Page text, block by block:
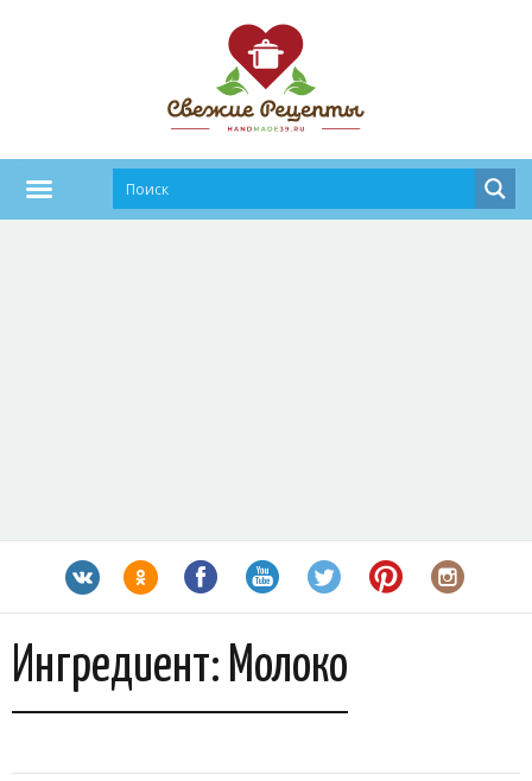
Ингредиент: Молоко